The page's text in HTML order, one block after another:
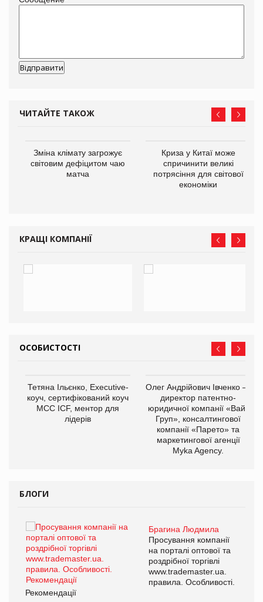
ЧИТАЙТЕ ТАКОЖ
Зміна клімату загрожує
світовим дефіцитом чаю
матча
Криза у Китаї може
спричинити великі
потрясіння для світової
економіки
КРАЩІ КОМПАНІЇ
ОСОБИСТОСТІ
Тетяна Ільєнко, Executive-
коуч, сертифікований коуч
МСС ICF, ментор для
лідерів
Олег Андрійович Івченко —
директор патентно-
юридичної компанії «Вайз
Груп», консалтингової
компанії «Парето» та
маркетингової агенції
Myka Agency.
БЛОГИ
Брагина Людмила
Просування компанії
на порталі оптової та
роздрібної торгівлі
www.trademaster.ua.
правила. Особливості.
Рекомендації